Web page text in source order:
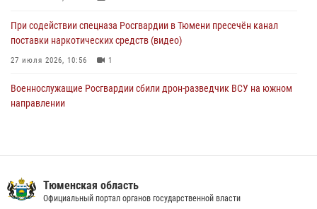
При содействии спецназа Росгвардии в Тюмени пресечён канал
поставки наркотических средств (видео)
27 июля 2026, 10:56 1
Военнослужащие Росгвардии сбили дрон-разведчик ВСУ на южном
направлении
03 августа 2026, 07:23 1
Тюменская область
Официальный портал органов государственной власти